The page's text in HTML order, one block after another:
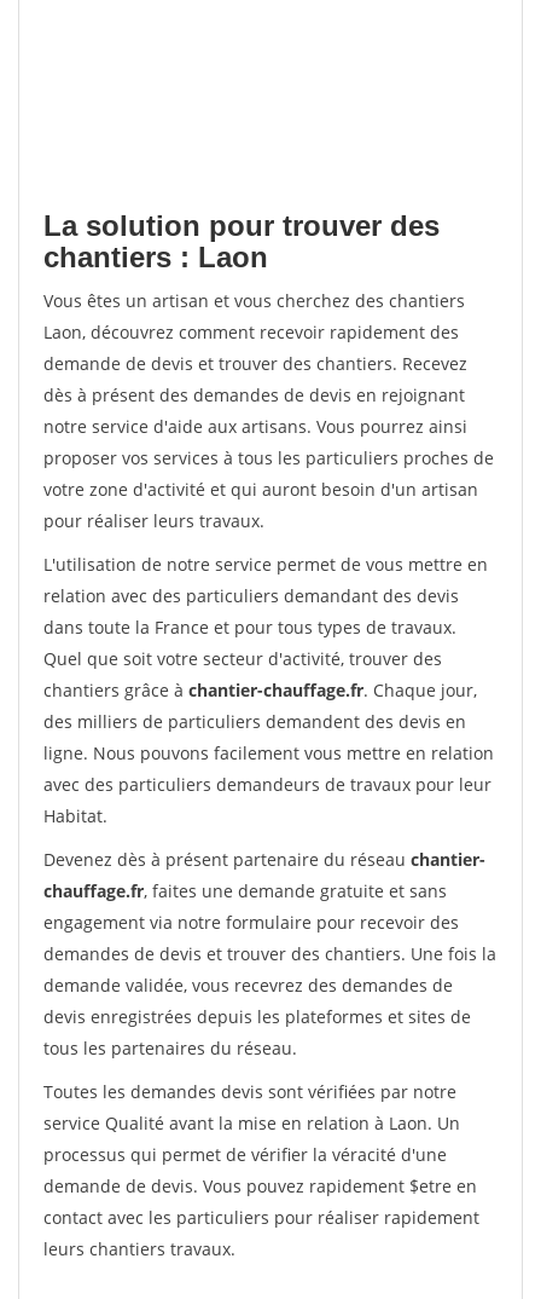
La solution pour trouver des
chantiers : Laon
Vous êtes un artisan et vous cherchez des chantiers
Laon, découvrez comment recevoir rapidement des
demande de devis et trouver des chantiers. Recevez
dès à présent des demandes de devis en rejoignant
notre service d'aide aux artisans. Vous pourrez ainsi
proposer vos services à tous les particuliers proches de
votre zone d'activité et qui auront besoin d'un artisan
pour réaliser leurs travaux.
L'utilisation de notre service permet de vous mettre en
relation avec des particuliers demandant des devis
dans toute la France et pour tous types de travaux.
Quel que soit votre secteur d'activité, trouver des
chantiers grâce à chantier-chauffage.fr. Chaque jour,
des milliers de particuliers demandent des devis en
ligne. Nous pouvons facilement vous mettre en relation
avec des particuliers demandeurs de travaux pour leur
Habitat.
Devenez dès à présent partenaire du réseau chantier-
chauffage.fr, faites une demande gratuite et sans
engagement via notre formulaire pour recevoir des
demandes de devis et trouver des chantiers. Une fois la
demande validée, vous recevrez des demandes de
devis enregistrées depuis les plateformes et sites de
tous les partenaires du réseau.
Toutes les demandes devis sont vérifiées par notre
service Qualité avant la mise en relation à Laon. Un
processus qui permet de vérifier la véracité d'une
demande de devis. Vous pouvez rapidement $etre en
contact avec les particuliers pour réaliser rapidement
leurs chantiers travaux.